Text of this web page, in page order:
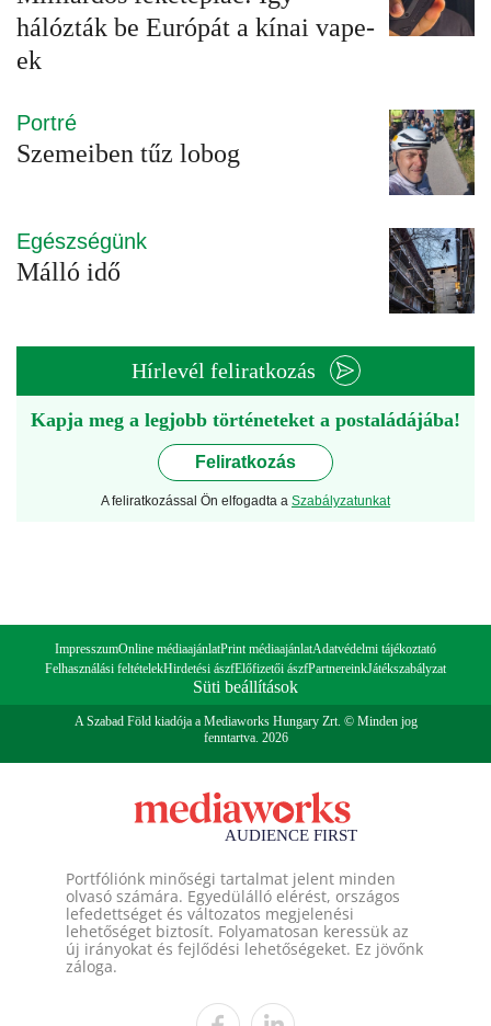
hálózták be Európát a kínai vape-
ek
Portré
Szemeiben tűz lobog
Egészségünk
Málló idő
Hírlevél feliratkozás
Kapja meg a legjobb történeteket a postaládájába!
Feliratkozás
A feliratkozással Ön elfogadta a Szabályzatunkat
ImpresszumOnline médiaajánlatPrint médiaajánlatAdatvédelmi tájékoztató
Felhasználási feltételekHirdetési ászfElőfizetői ászfPartnereinkJátékszabályzat
Süti beállítások
A Szabad Föld kiadója a Mediaworks Hungary Zrt. © Minden jog
fenntartva. 2026
Portfóliónk minőségi tartalmat jelent minden
olvasó számára. Egyedülálló elérést, országos
lefedettséget és változatos megjelenési
lehetőséget biztosít. Folyamatosan keressük az
új irányokat és fejlődési lehetőségeket. Ez jövőnk
záloga.